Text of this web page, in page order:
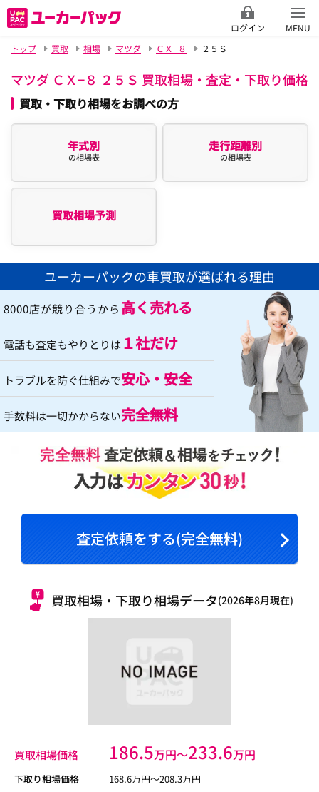
ログイン
MENU
トップ
買取 相場 マツダ ＣＸ−８ ２５Ｓ
マツダ ＣＸ−８ ２５Ｓ 買取相場・査定・下取り価格
買取・下取り相場をお調べの方
年式別
の相場表
走行距離別
の相場表
買取相場予測
ユーカーパックの車買取が選ばれる理由
8000店が競り合うから 高く売れる
電話も査定もやりとりは １社だけ
トラブルを防ぐ仕組みで安心・安全
手数料は一切かからない完全無料
査定依頼をする(完全無料)
買取相場・下取り相場データ(2026年8月現在)
買取相場価格 186.5万円〜233.6万円
下取り相場価格 168.6万円〜208.3万円